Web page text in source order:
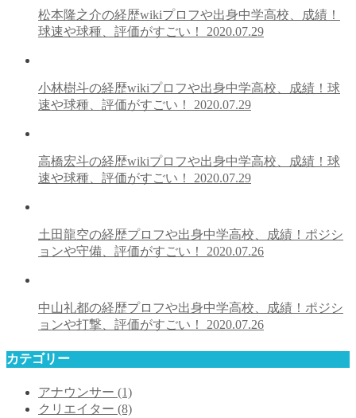
松本隆之介の経歴wikiプロフや出身中学高校、成績！
球速や球種、評価がすごい！ 2020.07.29
小林樹斗の経歴wikiプロフや出身中学高校、成績！球
速や球種、評価がすごい！ 2020.07.29
高橋宏斗の経歴wikiプロフや出身中学高校、成績！球
速や球種、評価がすごい！ 2020.07.29
土田龍空の経歴プロフや出身中学高校、成績！ポジシ
ョンや守備、評価がすごい！ 2020.07.26
中山礼都の経歴プロフや出身中学高校、成績！ポジシ
ョンや打撃、評価がすごい！ 2020.07.26
カテゴリー
アナウンサー (1)
クリエイター (8)